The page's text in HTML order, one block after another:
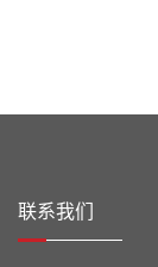
联系我们